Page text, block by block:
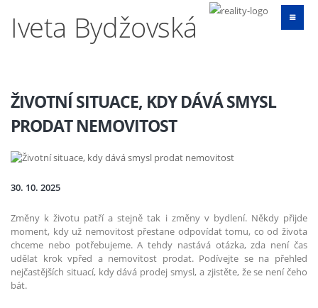
Iveta Bydžovská
ŽIVOTNÍ SITUACE, KDY DÁVÁ SMYSL
PRODAT NEMOVITOST
30. 10. 2025
Změny k životu patří a stejně tak i změny v bydlení. Někdy přijde
moment, kdy už nemovitost přestane odpovídat tomu, co od života
chceme nebo potřebujeme. A tehdy nastává otázka, zda není čas
udělat krok vpřed a nemovitost prodat. Podívejte se na přehled
nejčastějších situací, kdy dává prodej smysl, a zjistěte, že se není čeho
bát.